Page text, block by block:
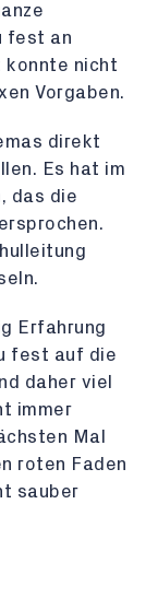
fest an
konnte nicht
Vorgaben.
direkt
Es hat im
das die
Erfahrung
fest auf die
daher viel
immer
Mal
roten Faden
sauber